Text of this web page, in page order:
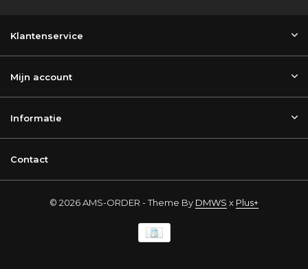
Klantenservice
Mijn account
Informatie
Contact
© 2026 AMS-ORDER - Theme By DMWS x Plus+